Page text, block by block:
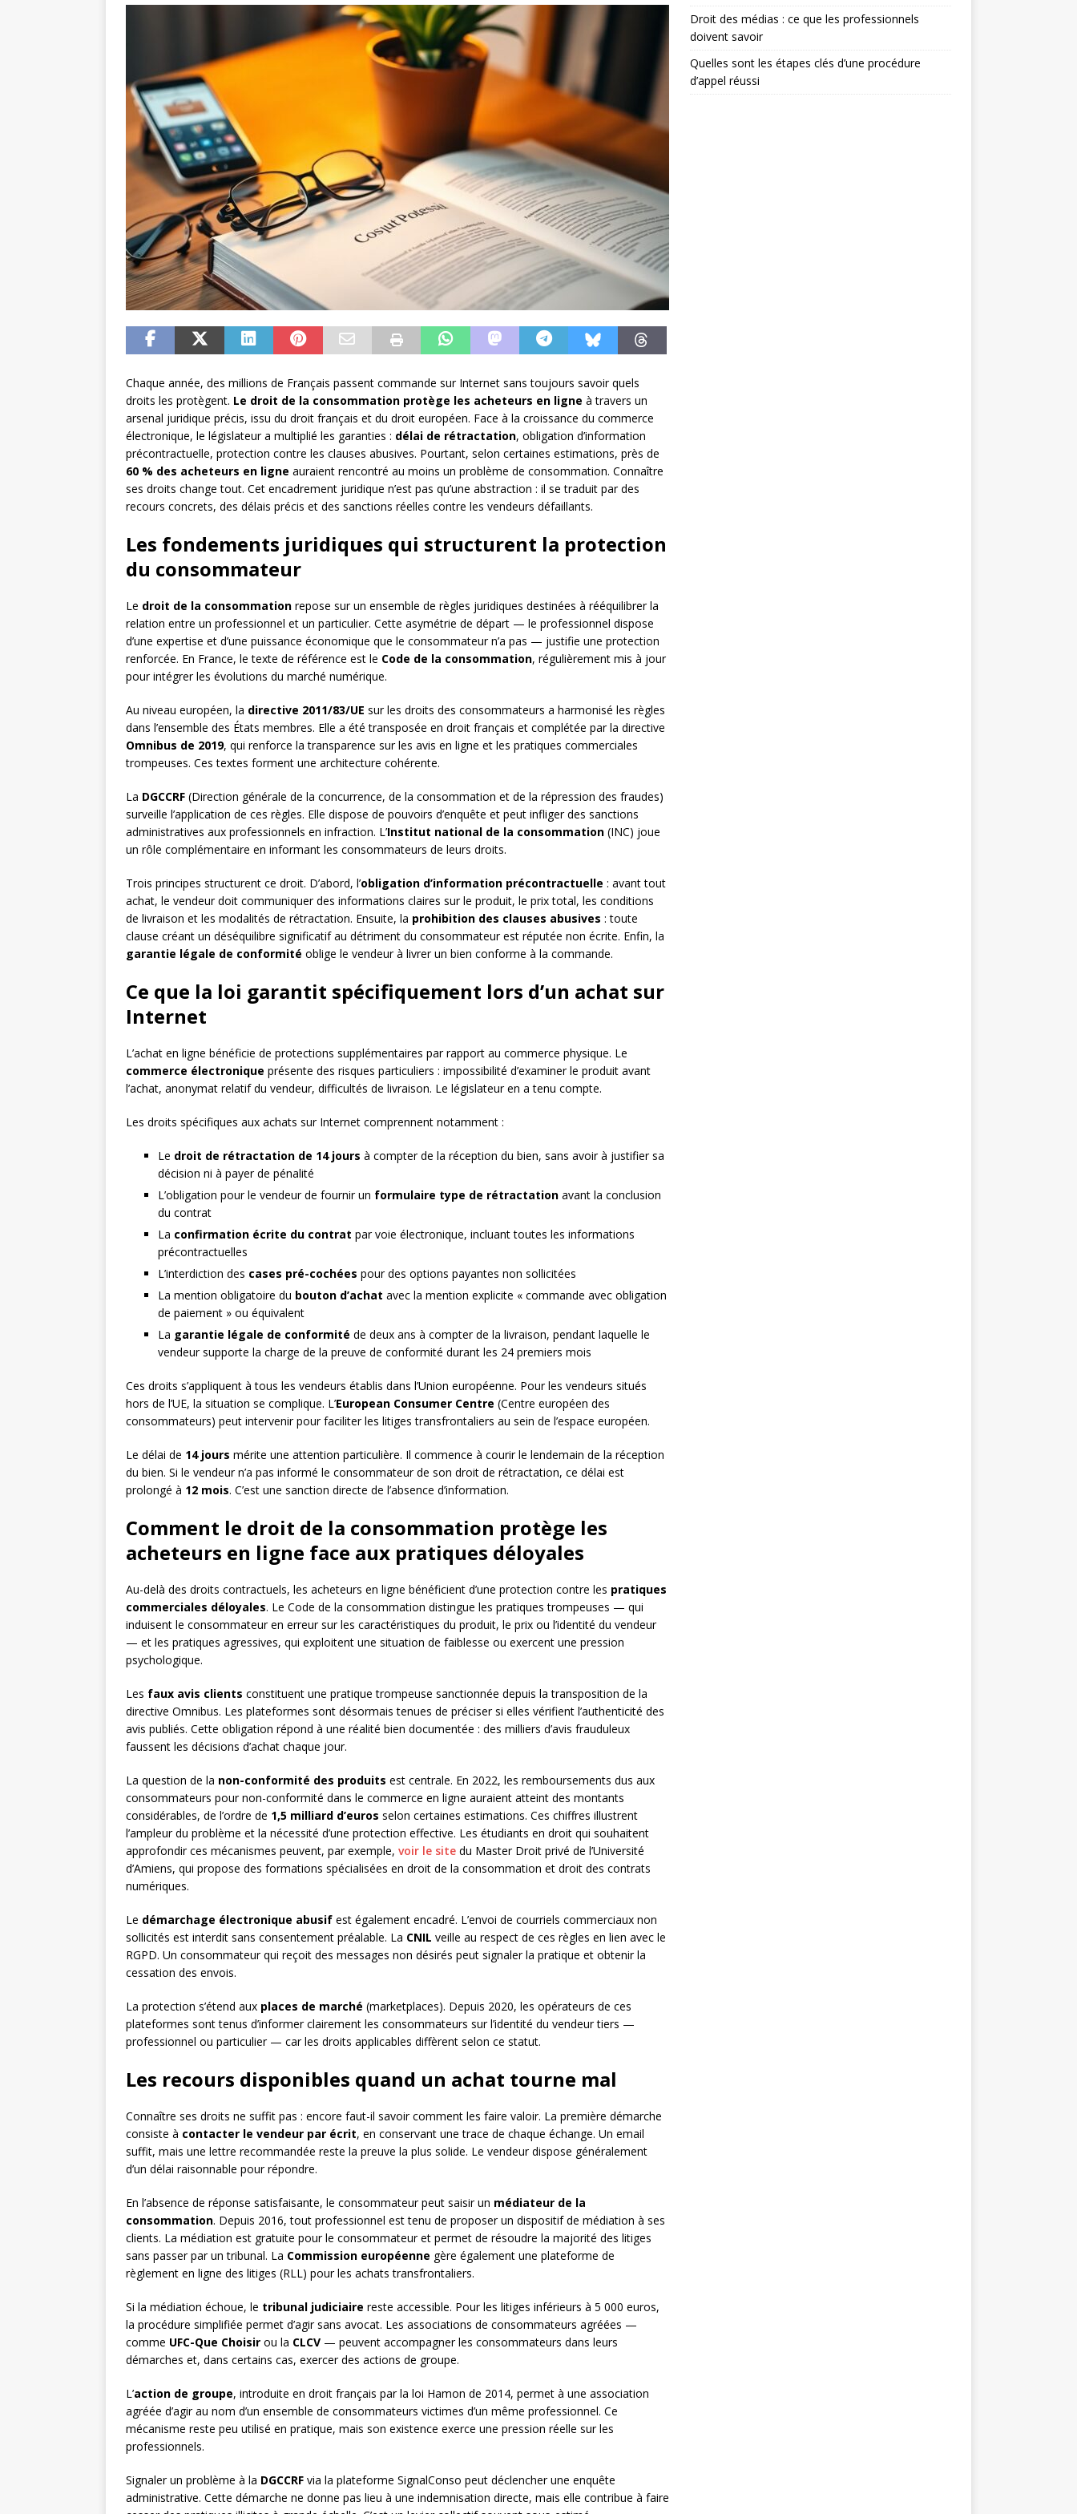
Chaque année, des millions de Français passent commande sur Internet sans toujours savoir quels
droits les protègent. Le droit de la consommation protège les acheteurs en ligne à travers un
arsenal juridique précis, issu du droit français et du droit européen. Face à la croissance du commerce
électronique, le législateur a multiplié les garanties : délai de rétractation, obligation d’information
précontractuelle, protection contre les clauses abusives. Pourtant, selon certaines estimations, près de
60 % des acheteurs en ligne auraient rencontré au moins un problème de consommation. Connaître
ses droits change tout. Cet encadrement juridique n’est pas qu’une abstraction : il se traduit par des
recours concrets, des délais précis et des sanctions réelles contre les vendeurs défaillants.
Les fondements juridiques qui structurent la protection
du consommateur
Le droit de la consommation repose sur un ensemble de règles juridiques destinées à rééquilibrer la
relation entre un professionnel et un particulier. Cette asymétrie de départ — le professionnel dispose
d’une expertise et d’une puissance économique que le consommateur n’a pas — justifie une protection
renforcée. En France, le texte de référence est le Code de la consommation, régulièrement mis à jour
pour intégrer les évolutions du marché numérique.
Au niveau européen, la directive 2011/83/UE sur les droits des consommateurs a harmonisé les règles
dans l’ensemble des États membres. Elle a été transposée en droit français et complétée par la directive
Omnibus de 2019, qui renforce la transparence sur les avis en ligne et les pratiques commerciales
trompeuses. Ces textes forment une architecture cohérente.
La DGCCRF (Direction générale de la concurrence, de la consommation et de la répression des fraudes)
surveille l’application de ces règles. Elle dispose de pouvoirs d’enquête et peut infliger des sanctions
administratives aux professionnels en infraction. L’Institut national de la consommation (INC) joue
un rôle complémentaire en informant les consommateurs de leurs droits.
Trois principes structurent ce droit. D’abord, l’obligation d’information précontractuelle : avant tout
achat, le vendeur doit communiquer des informations claires sur le produit, le prix total, les conditions
de livraison et les modalités de rétractation. Ensuite, la prohibition des clauses abusives : toute
clause créant un déséquilibre significatif au détriment du consommateur est réputée non écrite. Enfin, la
garantie légale de conformité oblige le vendeur à livrer un bien conforme à la commande.
Ce que la loi garantit spécifiquement lors d’un achat sur
Internet
L’achat en ligne bénéficie de protections supplémentaires par rapport au commerce physique. Le
commerce électronique présente des risques particuliers : impossibilité d’examiner le produit avant
l’achat, anonymat relatif du vendeur, difficultés de livraison. Le législateur en a tenu compte.
Les droits spécifiques aux achats sur Internet comprennent notamment :
Le droit de rétractation de 14 jours à compter de la réception du bien, sans avoir à justifier sa
décision ni à payer de pénalité
L’obligation pour le vendeur de fournir un formulaire type de rétractation avant la conclusion
du contrat
La confirmation écrite du contrat par voie électronique, incluant toutes les informations
précontractuelles
L’interdiction des cases pré-cochées pour des options payantes non sollicitées
La mention obligatoire du bouton d’achat avec la mention explicite « commande avec obligation
de paiement » ou équivalent
La garantie légale de conformité de deux ans à compter de la livraison, pendant laquelle le
vendeur supporte la charge de la preuve de conformité durant les 24 premiers mois
Ces droits s’appliquent à tous les vendeurs établis dans l’Union européenne. Pour les vendeurs situés
hors de l’UE, la situation se complique. L’European Consumer Centre (Centre européen des
consommateurs) peut intervenir pour faciliter les litiges transfrontaliers au sein de l’espace européen.
Le délai de 14 jours mérite une attention particulière. Il commence à courir le lendemain de la réception
du bien. Si le vendeur n’a pas informé le consommateur de son droit de rétractation, ce délai est
prolongé à 12 mois. C’est une sanction directe de l’absence d’information.
Comment le droit de la consommation protège les
acheteurs en ligne face aux pratiques déloyales
Au-delà des droits contractuels, les acheteurs en ligne bénéficient d’une protection contre les pratiques
commerciales déloyales. Le Code de la consommation distingue les pratiques trompeuses — qui
induisent le consommateur en erreur sur les caractéristiques du produit, le prix ou l’identité du vendeur
— et les pratiques agressives, qui exploitent une situation de faiblesse ou exercent une pression
psychologique.
Les faux avis clients constituent une pratique trompeuse sanctionnée depuis la transposition de la
directive Omnibus. Les plateformes sont désormais tenues de préciser si elles vérifient l’authenticité des
avis publiés. Cette obligation répond à une réalité bien documentée : des milliers d’avis frauduleux
faussent les décisions d’achat chaque jour.
La question de la non-conformité des produits est centrale. En 2022, les remboursements dus aux
consommateurs pour non-conformité dans le commerce en ligne auraient atteint des montants
considérables, de l’ordre de 1,5 milliard d’euros selon certaines estimations. Ces chiffres illustrent
l’ampleur du problème et la nécessité d’une protection effective. Les étudiants en droit qui souhaitent
approfondir ces mécanismes peuvent, par exemple, voir le site du Master Droit privé de l’Université
d’Amiens, qui propose des formations spécialisées en droit de la consommation et droit des contrats
numériques.
Le démarchage électronique abusif est également encadré. L’envoi de courriels commerciaux non
sollicités est interdit sans consentement préalable. La CNIL veille au respect de ces règles en lien avec le
RGPD. Un consommateur qui reçoit des messages non désirés peut signaler la pratique et obtenir la
cessation des envois.
La protection s’étend aux places de marché (marketplaces). Depuis 2020, les opérateurs de ces
plateformes sont tenus d’informer clairement les consommateurs sur l’identité du vendeur tiers —
professionnel ou particulier — car les droits applicables diffèrent selon ce statut.
Les recours disponibles quand un achat tourne mal
Connaître ses droits ne suffit pas : encore faut-il savoir comment les faire valoir. La première démarche
consiste à contacter le vendeur par écrit, en conservant une trace de chaque échange. Un email
suffit, mais une lettre recommandée reste la preuve la plus solide. Le vendeur dispose généralement
d’un délai raisonnable pour répondre.
En l’absence de réponse satisfaisante, le consommateur peut saisir un médiateur de la
consommation. Depuis 2016, tout professionnel est tenu de proposer un dispositif de médiation à ses
clients. La médiation est gratuite pour le consommateur et permet de résoudre la majorité des litiges
sans passer par un tribunal. La Commission européenne gère également une plateforme de
règlement en ligne des litiges (RLL) pour les achats transfrontaliers.
Si la médiation échoue, le tribunal judiciaire reste accessible. Pour les litiges inférieurs à 5 000 euros,
la procédure simplifiée permet d’agir sans avocat. Les associations de consommateurs agréées —
comme UFC-Que Choisir ou la CLCV — peuvent accompagner les consommateurs dans leurs
démarches et, dans certains cas, exercer des actions de groupe.
L’action de groupe, introduite en droit français par la loi Hamon de 2014, permet à une association
agréée d’agir au nom d’un ensemble de consommateurs victimes d’un même professionnel. Ce
mécanisme reste peu utilisé en pratique, mais son existence exerce une pression réelle sur les
professionnels.
Signaler un problème à la DGCCRF via la plateforme SignalConso peut déclencher une enquête
administrative. Cette démarche ne donne pas lieu à une indemnisation directe, mais elle contribue à faire
Droit des médias : ce que les professionnels
doivent savoir
Quelles sont les étapes clés d’une procédure
d’appel réussi